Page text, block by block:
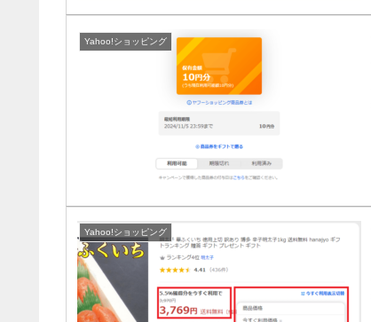
Yahoo!ショッピング
Yahoo!ショッピング